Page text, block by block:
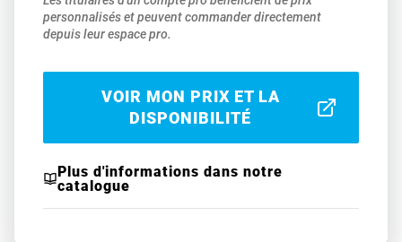
personnalisés et peuvent commander directement
depuis leur espace pro.
VOIR MON PRIX ET LA
DISPONIBILITÉ
Plus d'informations dans notre
catalogue